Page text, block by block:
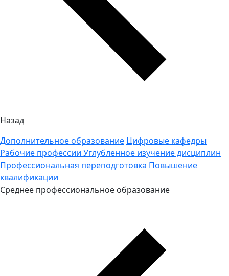
Назад
Дополнительное образование Цифровые кафедры
Рабочие профессии Углубленное изучение дисциплин
Профессиональная переподготовка Повышение
квалификации
Среднее профессиональное образование